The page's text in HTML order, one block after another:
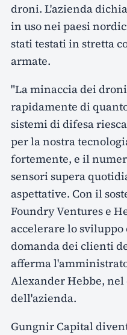
droni. L'azienda
in uso nei paesi
stati testati in stretta
armate.
"La minaccia dei
rapidamente di
sistemi di difesa
per la nostra
fortemente, e il
sensori supera
aspettative. Con il
Foundry Ventures e
accelerare lo
domanda dei clienti
afferma
Alexander Hebbe,
dell'azienda.
Gungnir Capital